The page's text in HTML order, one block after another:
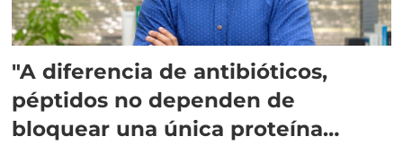
"A diferencia de antibióticos,
péptidos no dependen de
bloquear una única proteína